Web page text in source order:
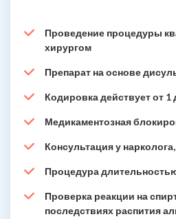
Проведение процедуры
хирургом
Препарат на основе
Кодировка действует от 1
Медикаментозная
Консультация у
Процедура
Проверка реакции на
последствиях распития